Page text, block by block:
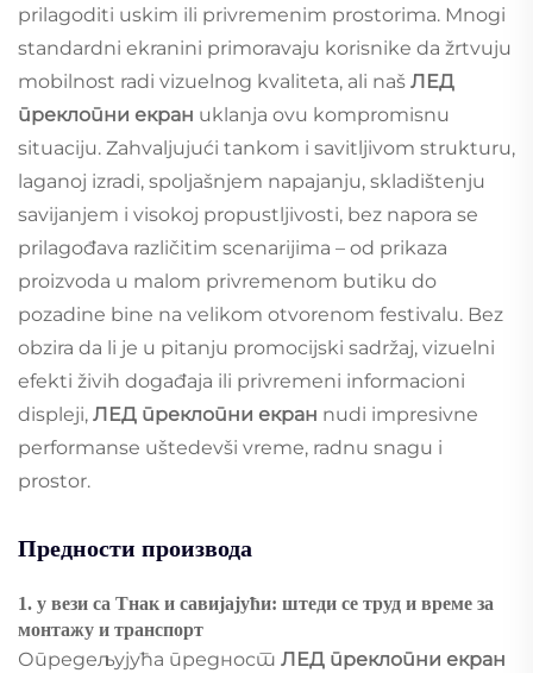
prilagoditi uskim ili privremenim prostorima. Mnogi
standardni ekranini primoravaju korisnike da žrtvuju
mobilnost radi vizuelnog kvaliteta, ali naš ЛЕД
преклопни екран uklanja ovu kompromisnu
situaciju. Zahvaljujući tankom i savitljivom strukturu,
laganoj izradi, spoljašnjem napajanju, skladištenju
savijanjem i visokoj propustljivosti, bez napora se
prilagođava različitim scenarijima – od prikaza
proizvoda u malom privremenom butiku do
pozadine bine na velikom otvorenom festivalu. Bez
obzira da li je u pitanju promocijski sadržaj, vizuelni
efekti živih događaja ili privremeni informacioni
displeji, ЛЕД преклопни екран nudi impresivne
performanse uštedevši vreme, radnu snagu i
prostor.
Предности производа
1. у вези са Тнак и савијајући: штеди се труд и време за
монтажу и транспорт
Опредељујућа предност ЛЕД преклопни екран